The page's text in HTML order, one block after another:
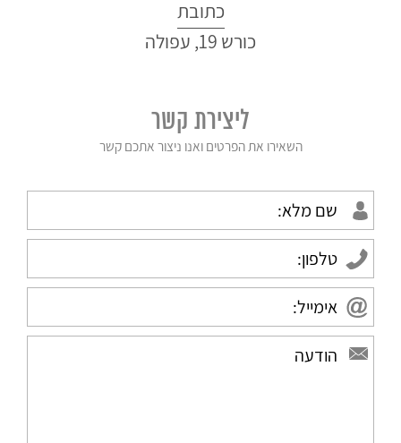
כתובת
כורש 19, עפולה
ליצירת קשר
השאירו את הפרטים ואנו ניצור אתכם קשר